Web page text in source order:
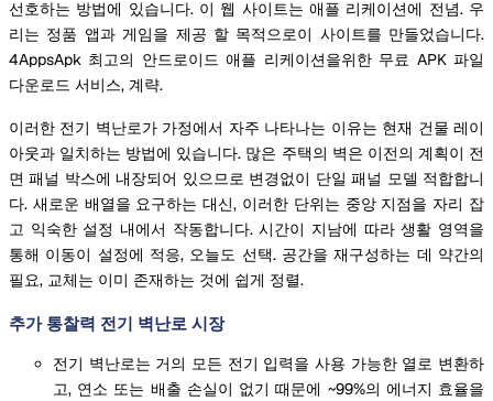
선호하는 방법에 있습니다. 이 웹 사이트는 애플 리케이션에 전념. 우
리는 정품 앱과 게임을 제공 할 목적으로이 사이트를 만들었습니다.
4AppsApk 최고의 안드로이드 애플 리케이션을위한 무료 APK 파일
다운로드 서비스, 계략.
이러한 전기 벽난로가 가정에서 자주 나타나는 이유는 현재 건물 레이
아웃과 일치하는 방법에 있습니다. 많은 주택의 벽은 이전의 계획이 전
면 패널 박스에 내장되어 있으므로 변경없이 단일 패널 모델 적합합니
다. 새로운 배열을 요구하는 대신, 이러한 단위는 중앙 지점을 자리 잡
고 익숙한 설정 내에서 작동합니다. 시간이 지남에 따라 생활 영역을
통해 이동이 설정에 적응, 오늘도 선택. 공간을 재구성하는 데 약간의
필요, 교체는 이미 존재하는 것에 쉽게 정렬.
추가 통찰력 전기 벽난로 시장
전기 벽난로는 거의 모든 전기 입력을 사용 가능한 열로 변환하
고, 연소 또는 배출 손실이 없기 때문에 ~99%의 에너지 효율을